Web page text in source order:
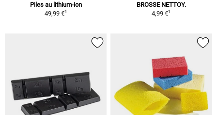
Piles au lithium-ion
49,99 €1
BROSSE NETTOY.
4,99 €1